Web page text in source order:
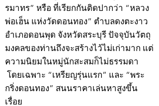
รมาทร” หรือ ที่เรียกกันติดปากว่า “หลวง
พ่อเฮ็น แห่งวัดดอนทอง” ตำบลดงตะงาว
อำเภอดอนพุด จังหวัดสระบุรี ปัจจุบันวัตถุ
มงคลของท่านถึงจะสร้างไว้ไม่เก่ามาก แต่
ความนิยมในหมู่นักสะสมก็ไม่ธรรมดา
โดยเฉพาะ “เหรียญรุ่นแรก” และ “พระ
กริ่งดอนทอง” สนนราคาเล่นหาสูงขึ้น
เรื่อย